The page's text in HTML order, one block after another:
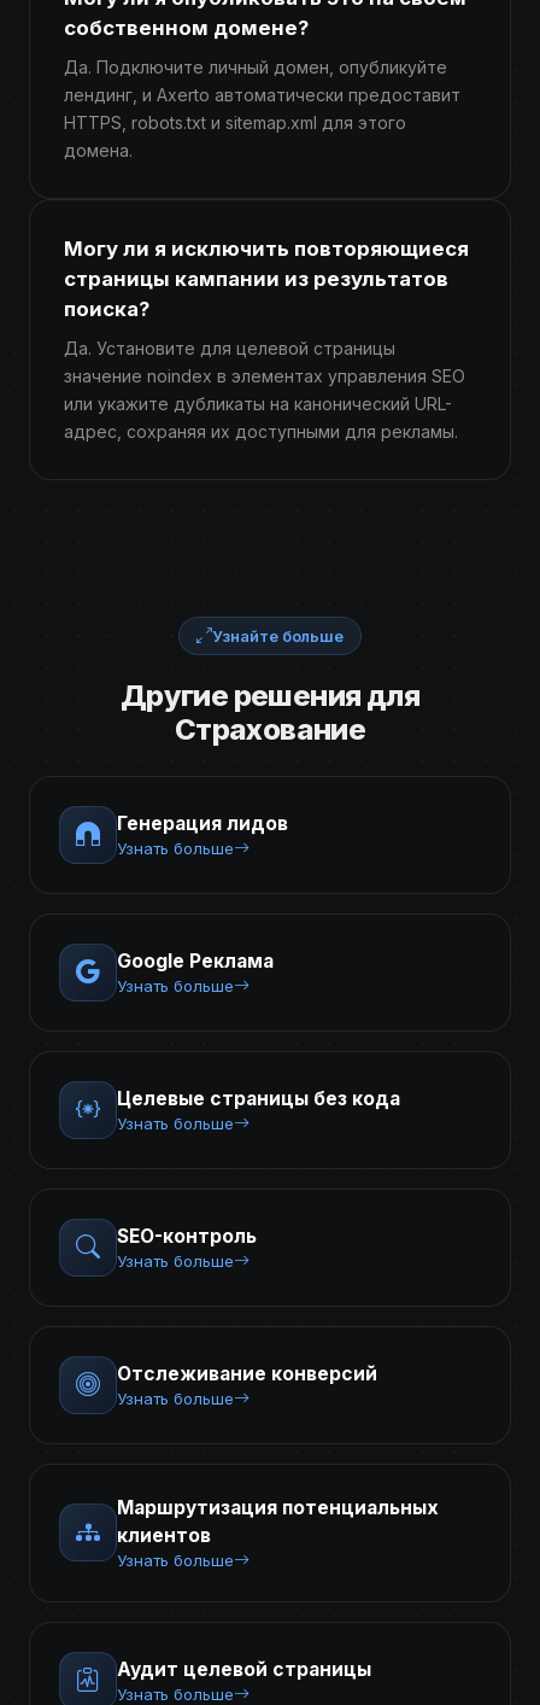
собственном домене?
Да. Подключите личный домен, опубликуйте
лендинг, и Axerto автоматически предоставит
HTTPS, robots.txt и sitemap.xml для этого
домена.
Могу ли я исключить повторяющиеся
страницы кампании из результатов
поиска?
Да. Установите для целевой страницы
значение noindex в элементах управления SEO
или укажите дубликаты на канонический URL-
адрес, сохраняя их доступными для рекламы.
Узнайте больше
Другие решения для
Страхование
Генерация лидов
Узнать больше
Google Реклама
Узнать больше
Целевые страницы без кода
Узнать больше
SEO-контроль
Узнать больше
Отслеживание конверсий
Узнать больше
Маршрутизация потенциальных
клиентов
Узнать больше
Аудит целевой страницы
Узнать больше